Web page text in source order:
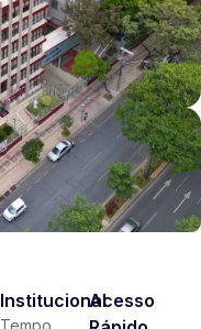
Institucional
Tempo
Acesso